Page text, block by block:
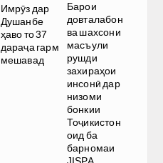
Имрӯз дар
Душанбе
ҳаво то 37
дараҷа гарм
мешавад
Барои
довталабон
ва шахсони
масъули
рушди
захираҳои
инсонӣ дар
низоми
бонкии
Тоҷикистон
оид ба
барномаи